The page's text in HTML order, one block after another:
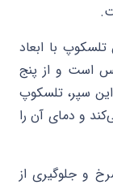
با ابعاد
تنیس است و از پنج
سپر، تلسکوپ
و دمای آن را
و جلوگیری از